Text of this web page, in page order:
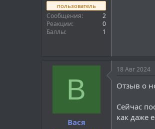
пользователь
Сообщения
2
Реакции
0
Баллы
1
В
Вася
18 Авг 2024
Отзыв о
Сейчас
как даже